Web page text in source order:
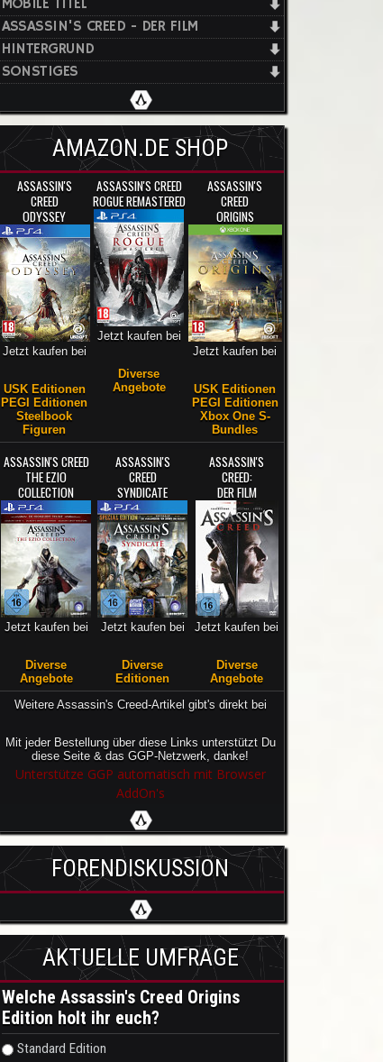
MOBILE TITEL
ASSASSIN'S CREED - DER FILM
HINTERGRUND
SONSTIGES
AMAZON.DE SHOP
ASSASSIN'S
CREED
ODYSSEY
Jetzt kaufen bei
USK Editionen
PEGI Editionen
Steelbook
Figuren
ASSASSIN'S CREED
ROGUE REMASTERED
Jetzt kaufen bei
Diverse
Angebote
ASSASSIN'S
CREED
ORIGINS
Jetzt kaufen bei
USK Editionen
PEGI Editionen
Xbox One S-
Bundles
ASSASSIN'S CREED
THE EZIO
COLLECTION
Jetzt kaufen bei
Diverse
Angebote
ASSASSIN'S
CREED
SYNDICATE
Jetzt kaufen bei
Diverse
Editionen
ASSASSIN'S
CREED:
DER FILM
Jetzt kaufen bei
Diverse
Angebote
Weitere Assassin's Creed-Artikel gibt's direkt bei
Mit jeder Bestellung über diese Links unterstützt Du
diese Seite & das GGP-Netzwerk, danke!
Unterstütze GGP automatisch mit Browser
AddOn's
FORENDISKUSSION
AKTUELLE UMFRAGE
Welche Assassin's Creed Origins
Edition holt ihr euch?
Auswahlmöglichkeiten
Standard Edition